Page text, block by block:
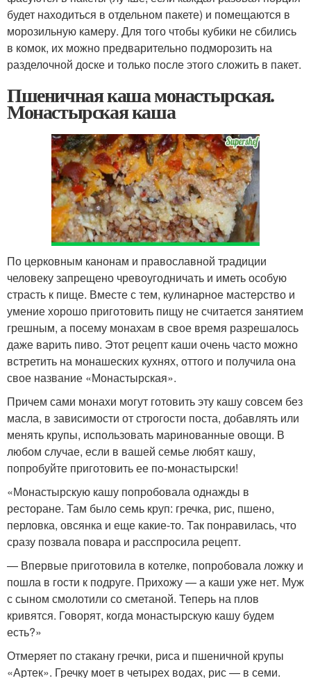
будет находиться в отдельном пакете) и помещаются в
морозильную камеру. Для того чтобы кубики не сбились
в комок, их можно предварительно подморозить на
разделочной доске и только после этого сложить в пакет.
Пшеничная каша монастырская.
Монастырская каша
По церковным канонам и православной традиции
человеку запрещено чревоугодничать и иметь особую
страсть к пище. Вместе с тем, кулинарное мастерство и
умение хорошо приготовить пищу не считается занятием
грешным, а посему монахам в свое время разрешалось
даже варить пиво. Этот рецепт каши очень часто можно
встретить на монашеских кухнях, оттого и получила она
свое название «Монастырская».
Причем сами монахи могут готовить эту кашу совсем без
масла, в зависимости от строгости поста, добавлять или
менять крупы, использовать маринованные овощи. В
любом случае, если в вашей семье любят кашу,
попробуйте приготовить ее по-монастырски!
«Монастырскую кашу попробовала однажды в
ресторане. Там было семь круп: гречка, рис, пшено,
перловка, овсянка и еще какие-то. Так понравилась, что
сразу позвала повара и расспросила рецепт.
— Впервые приготовила в котелке, попробовала ложку и
пошла в гости к подруге. Прихожу — а каши уже нет. Муж
с сыном смолотили со сметаной. Теперь на плов
кривятся. Говорят, когда монастырскую кашу будем
есть?»
Отмеряет по стакану гречки, риса и пшеничной крупы
«Артек». Гречку моет в четырех водах, рис — в семи.